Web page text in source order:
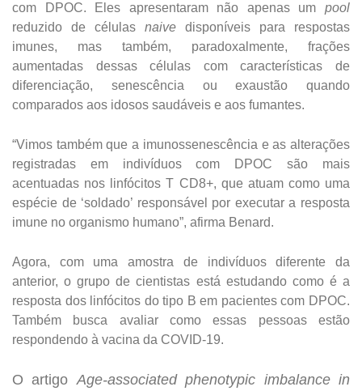
com DPOC. Eles apresentaram não apenas um pool
reduzido de células naive disponíveis para respostas
imunes, mas também, paradoxalmente, frações
aumentadas dessas células com características de
diferenciação, senescência ou exaustão quando
comparados aos idosos saudáveis e aos fumantes.
“Vimos também que a imunossenescência e as alterações
registradas em indivíduos com DPOC são mais
acentuadas nos linfócitos T CD8+, que atuam como uma
espécie de ‘soldado’ responsável por executar a resposta
imune no organismo humano”, afirma Benard.
Agora, com uma amostra de indivíduos diferente da
anterior, o grupo de cientistas está estudando como é a
resposta dos linfócitos do tipo B em pacientes com DPOC.
Também busca avaliar como essas pessoas estão
respondendo à vacina da COVID-19.
O artigoAge-associated phenotypic imbalance in